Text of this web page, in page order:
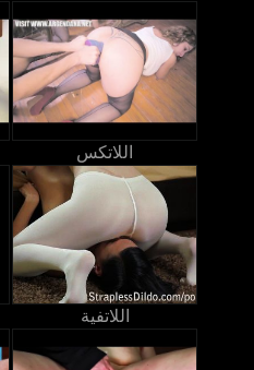
اللاتكس
اللاتفية